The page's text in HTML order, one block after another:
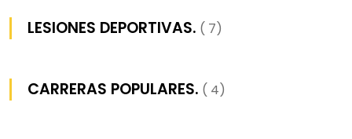
LESIONES DEPORTIVAS. ( 7)
CARRERAS POPULARES. ( 4)